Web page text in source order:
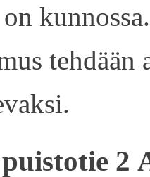
kunnossa.
tehdään
2